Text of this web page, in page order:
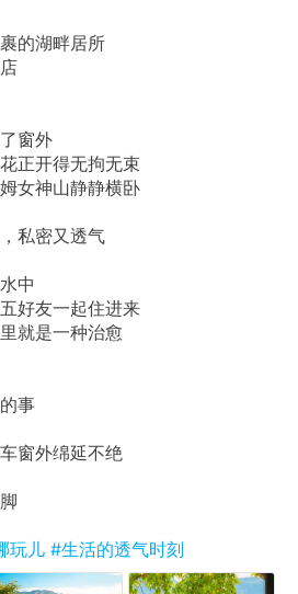
的湖畔居所
窗外
正开得无拘无束
女神山静静横卧
私密又透气
中
好友一起住进来
就是一种治愈
事
窗外绵延不绝
玩儿 #生活的透气时刻